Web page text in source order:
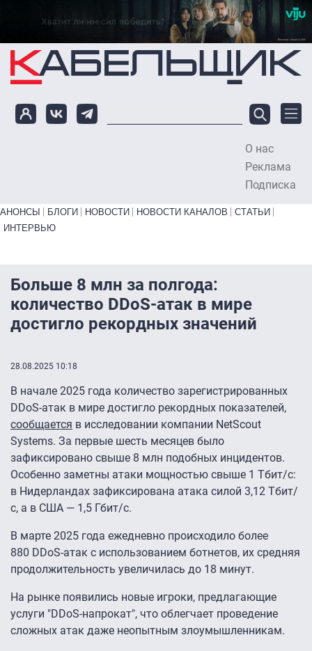
Перейти к основному содержанию
О нас
Реклама
Подписка
Primary links bottom
АНОНСЫ БЛОГИ НОВОСТИ НОВОСТИ КАНАЛОВ
СТАТЬИ
ИНТЕРВЬЮ
Больше 8 млн за полгода:
количество DDoS-атак в мире
достигло рекордных значений
28.08.2025 10:18
В начале 2025 года количество зарегистрированных
DDoS-атак в мире достигло рекордных показателей,
сообщается в исследовании компании NetScout
Systems. За первые шесть месяцев было
зафиксировано свыше 8 млн подобных инцидентов.
Особенно заметны атаки мощностью свыше 1 Тбит/с:
в Нидерландах зафиксирована атака силой 3,12 Тбит/
с, а в США — 1,5 Гбит/с.
В марте 2025 года ежедневно происходило более
880 DDoS-атак с использованием ботнетов, их средняя
продолжительность увеличилась до 18 минут.
На рынке появились новые игроки, предлагающие
услуги "DDoS-напрокат", что облегчает проведение
сложных атак даже неопытным злоумышленникам.